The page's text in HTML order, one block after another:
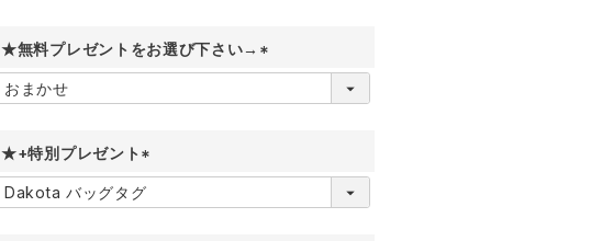
★無料プレゼントをお選び下さい→
(
必
★+特別プレゼント
(
必